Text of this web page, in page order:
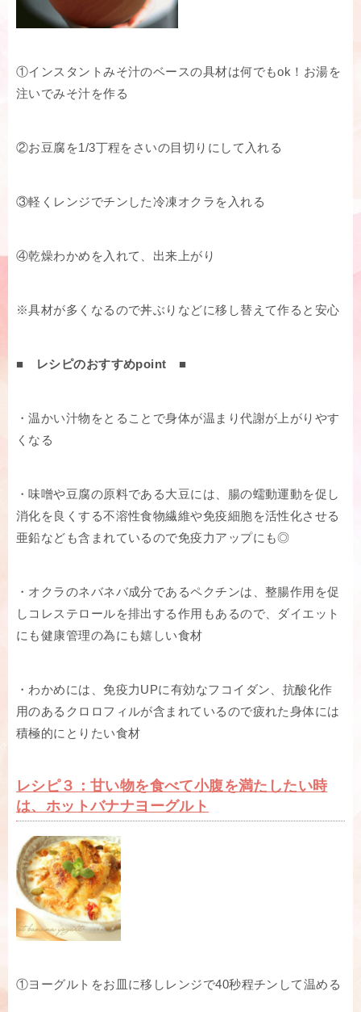
①インスタントみそ汁のベースの具材は何でもok！お湯を
注いでみそ汁を作る
②お豆腐を1/3丁程をさいの目切りにして入れる
③軽くレンジでチンした冷凍オクラを入れる
④乾燥わかめを入れて、出来上がり
※具材が多くなるので丼ぶりなどに移し替えて作ると安心
■ レシピのおすすめpoint ■
・温かい汁物をとることで身体が温まり代謝が上がりやす
くなる
・味噌や豆腐の原料である大豆には、腸の蠕動運動を促し
消化を良くする不溶性食物繊維や免疫細胞を活性化させる
亜鉛なども含まれているので免疫力アップにも◎
・オクラのネバネバ成分であるペクチンは、整腸作用を促
しコレステロールを排出する作用もあるので、ダイエット
にも健康管理の為にも嬉しい食材
・わかめには、免疫力UPに有効なフコイダン、抗酸化作
用のあるクロロフィルが含まれているので疲れた身体には
積極的にとりたい食材
レシピ３：甘い物を食べて小腹を満たしたい時
は、ホットバナナヨーグルト
①ヨーグルトをお皿に移しレンジで40秒程チンして温める